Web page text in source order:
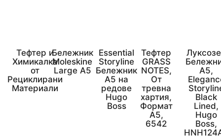
Тефтер и
Химикалка
от
Рециклирани
Материали
Бележник
Moleskine
Large A5
Essential
Storyline
Бележник
A5 на
редове
Hugo
Boss
Тефтер
GRASS
NOTES,
От
тревна
хартия,
Формат
А5,
6542
А5,
Black
Lined,
Hugo
Boss,